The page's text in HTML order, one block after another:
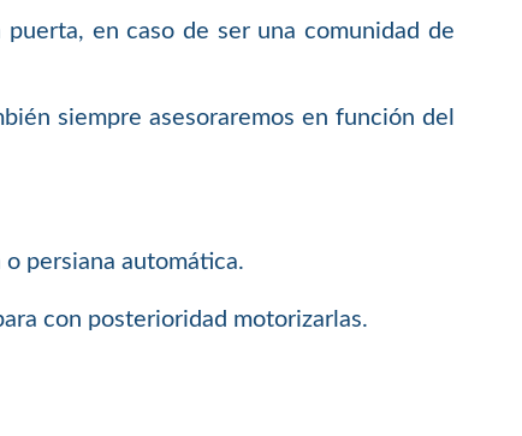
en caso de ser una comunidad de
siempre asesoraremos en función del
persiana automática.
con posterioridad motorizarlas.